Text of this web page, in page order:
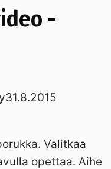
-
31.8.2015
Valitkaa
opettaa. Aihe